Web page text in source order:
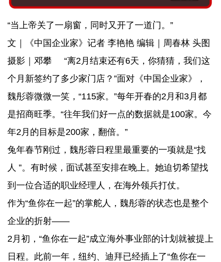
“当上帝关了一扇窗，同时又开了一道门。”
文｜《中国企业家》记者 李艳艳 编辑｜周春林 头图
摄影｜邓攀 “离2月结束还有6天，你猜猜，我们这
个月新签约了多少家门店？”面对《中国企业家》，
魏彤蓉微微一笑，“115家。”每年开春的2月和3月都
是招商旺季。“往年我们好一点的数据就是100家。今
年2月的目标是200家，翻倍。”
兔年春节刚过，魏彤蓉日程里最重要的一项就是“找
人 ”。有时候，面试甚至安排在晚上。她迫切希望找
到一位合适的职业经理人，在海外领兵打仗。
作为“鱼你在一起”的掌舵人，魏彤蓉的状态也是整个
企业的折射——
2月初，“鱼你在一起”成立海外事业部的计划就被提上
日程。此前一年，纽约、迪拜已经插上了“鱼你在一